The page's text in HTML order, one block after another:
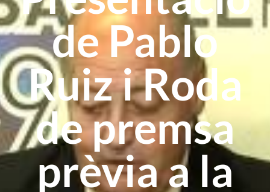
de Pablo
Ruiz i Roda
de premsa
prèvia a la